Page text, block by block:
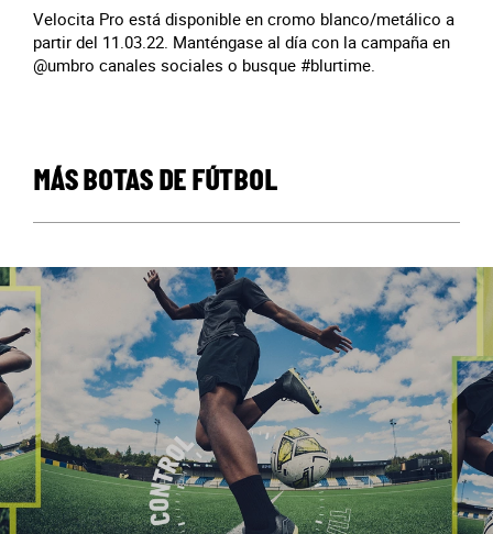
Velocita Pro está disponible en cromo blanco/metálico a
partir del 11.03.22. Manténgase al día con la campaña en
@umbro canales sociales o busque #blurtime.
MÁS BOTAS DE FÚTBOL